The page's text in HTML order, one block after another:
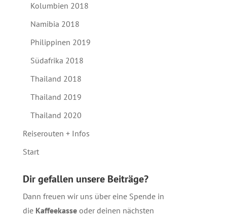
Kolumbien 2018
Namibia 2018
Philippinen 2019
Südafrika 2018
Thailand 2018
Thailand 2019
Thailand 2020
Reiserouten + Infos
Start
Dir gefallen unsere Beiträge?
Dann freuen wir uns über eine Spende in
die Kaffeekasseoder deinen nächsten